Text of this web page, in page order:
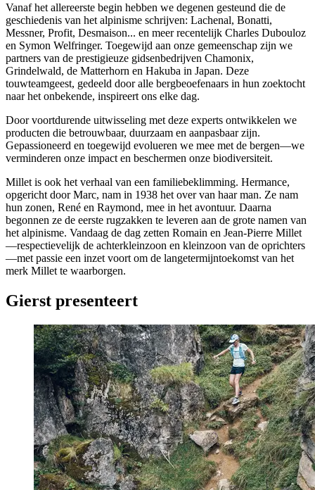
Vanaf het allereerste begin hebben we degenen gesteund die de
geschiedenis van het alpinisme schrijven: Lachenal, Bonatti,
Messner, Profit, Desmaison... en meer recentelijk Charles Dubouloz
en Symon Welfringer. Toegewijd aan onze gemeenschap zijn we
partners van de prestigieuze gidsenbedrijven Chamonix,
Grindelwald, de Matterhorn en Hakuba in Japan. Deze
touwteamgeest, gedeeld door alle bergbeoefenaars in hun zoektocht
naar het onbekende, inspireert ons elke dag.
Door voortdurende uitwisseling met deze experts ontwikkelen we
producten die betrouwbaar, duurzaam en aanpasbaar zijn.
Gepassioneerd en toegewijd evolueren we mee met de bergen—we
verminderen onze impact en beschermen onze biodiversiteit.
Millet is ook het verhaal van een familiebeklimming. Hermance,
opgericht door Marc, nam in 1938 het over van haar man. Ze nam
hun zonen, René en Raymond, mee in het avontuur. Daarna
begonnen ze de eerste rugzakken te leveren aan de grote namen van
het alpinisme. Vandaag de dag zetten Romain en Jean-Pierre Millet
—respectievelijk de achterkleinzoon en kleinzoon van de oprichters
—met passie een inzet voort om de langetermijntoekomst van het
merk Millet te waarborgen.
Gierst presenteert